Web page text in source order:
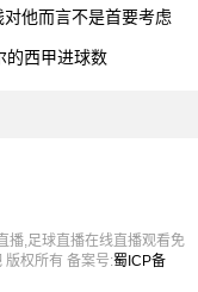
他而言不是首要考虑
的西甲进球数
播,足球直播在线直播观看免
版权所有 备案号:蜀ICP备